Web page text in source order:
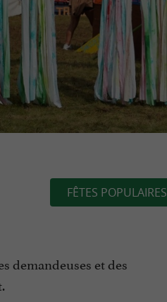
FÊTES POPULAIRES
demandeuses et des